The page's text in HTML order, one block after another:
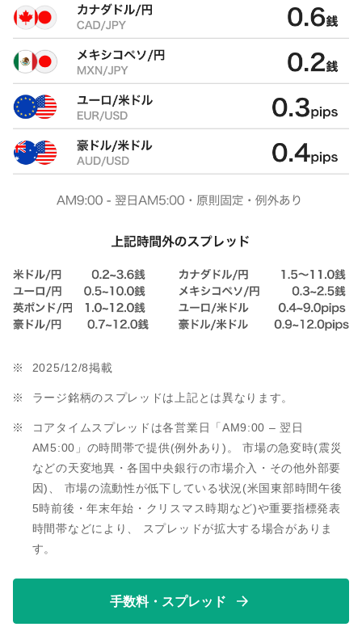
2025/12/8掲載
ラージ銘柄のスプレッドは上記とは異なります。
コアタイムスプレッドは各営業日「AM9:00 – 翌日
AM5:00」の時間帯で提供(例外あり)。 市場の急変時(震災
などの天変地異・各国中央銀行の市場介入・その他外部要
因)、 市場の流動性が低下している状況(米国東部時間午後
5時前後・年末年始・クリスマス時期など)や重要指標発表
時間帯などにより、 スプレッドが拡大する場合がありま
す。
手数料・スプレッド